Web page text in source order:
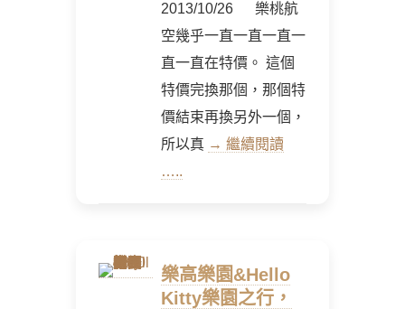
2013/10/26 樂桃航
空幾乎一直一直一直一
直一直在特價。 這個
特價完換那個，那個特
價結束再換另外一個，
所以真 → 繼續閱讀
…..
樂高樂園&Hello
Kitty樂園之行，